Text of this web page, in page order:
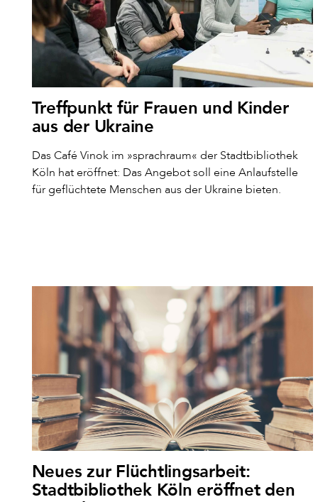
Treffpunkt für Frauen und Kinder
aus der Ukraine
Das Café Vinok im »sprachraum« der Stadtbibliothek
Köln hat eröffnet: Das Angebot soll eine Anlaufstelle
für geflüchtete Menschen aus der Ukraine bieten.
Neues zur Flüchtlingsarbeit:
Stadtbibliothek Köln eröffnet den